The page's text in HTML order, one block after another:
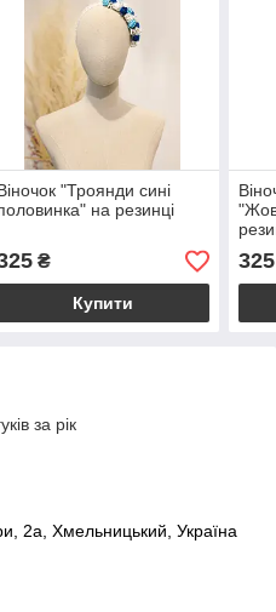
"Троянди сині
на резинці
₴
Купити
325
за рік
2a, Хмельницький, Україна